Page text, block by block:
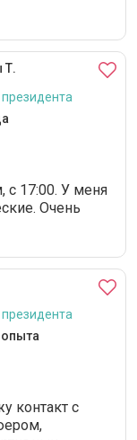
Т.
с 17:00. У меня
Очень
опыта
контакт с